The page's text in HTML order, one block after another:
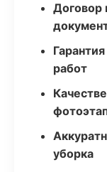
Договор
работ
уборка